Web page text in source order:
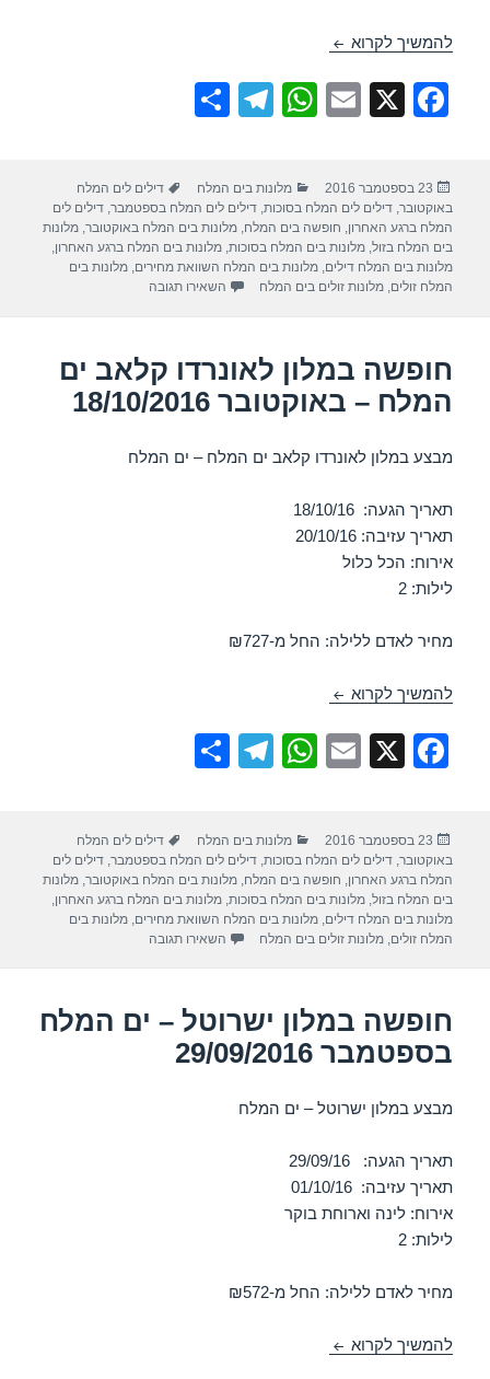
להמשיך לקרוא חופשה במלון קראון פלזה ים המלח – 18/10/2016
F
e
b
o
X
E
W
s
A
p
T
gr
a
m
e
פורסם
בתאריך
23 בספטמבר 2016 קטגוריות
מלונות בים המלח תגיות
דילים לים המלח
באוקטובר,דילים לים המלח בסוכות,דילים לים המלח בספטמבר,דילים לים
המלח ברגע האחרון, חופשה בים המלח,מלונות בים המלח באוקטובר,מלונות
בים המלח בזול,מלונות בים המלח בסוכות,מלונות בים המלח ברגע האחרון,
מלונות בים המלח דילים,מלונות בים המלח השוואת מחירים,מלונות בים
המלח זולים,מלונות זולים בים המלח השאירו תגובה
חופשה במלון לאונרדו קלאב ים
המלח – באוקטובר 18/10/2016
מבצע במלון לאונרדו קלאב ים המלח – ים המלח
תאריך הגעה: 18/10/16
תאריך עזיבה: 20/10/16
אירוח: הכל כלול
לילות: 2
מחיר לאדם ללילה: החל מ-₪727
להמשיך לקרוא חופשה במלון לאונרדו קלאב ים המלח – באוקטובר 18/10/2016
F
e
b
o
X
E
W
s
A
p
T
gr
a
m
e
פורסם
בתאריך
23 בספטמבר 2016 קטגוריות
מלונות בים המלח תגיות
דילים לים המלח
באוקטובר ,דילים לים המלח בסוכות ,דילים לים המלח בספטמבר ,דילים לים
המלח ברגע האחרון חופשה בים המלח ,מלונות בים המלח באוקטובר ,מלונות
בים המלח בזול ,מלונות בים המלח בסוכות ,מלונות בים המלח ברגע האחרון
מלונות בים המלח דילים ,מלונות בים המלח השוואת מחירים ,מלונות בים
המלח זולים ,מלונות זולים בים המלח השאירו תגובה
חופשה במלון ישרוטל – ים המלח
בספטמבר 29/09/2016
מבצע במלון ישרוטל – ים המלח
תאריך הגעה: 29/09/16
תאריך עזיבה: 01/10/16
אירוח: לינה וארוחת בוקר
לילות: 2
מחיר לאדם ללילה: החל מ-₪572
להמשיך לקרוא חופשה במלון ישרוטל – ים המלח בספטמבר 29/09/2016